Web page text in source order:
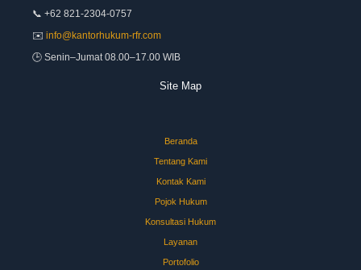
📞 +62 821-2304-0757
✉️ info@kantorhukum-rfr.com
🕒 Senin–Jumat 08.00–17.00 WIB
Site Map
Beranda
Tentang Kami
Kontak Kami
Pojok Hukum
Konsultasi Hukum
Layanan
Portofolio